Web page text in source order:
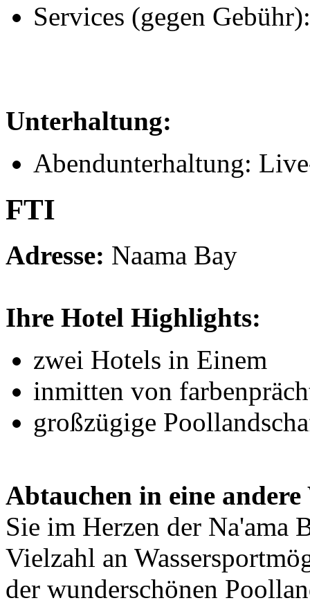
Services (gegen
Unterhaltung:
Abendunterhaltung:
FTI
Adresse: Naama Bay
Ihre Hotel Highlights:
zwei Hotels in Einem
inmitten von
großzügige
Abtauchen in eine
Sie im Herzen der Na'ama
Vielzahl an
der wunderschönen